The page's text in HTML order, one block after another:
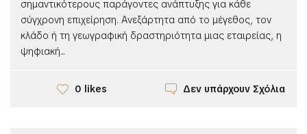
σημαντικότερους παράγοντες ανάπτυξης για κάθε
σύγχρονη επιχείρηση. Ανεξάρτητα από το μέγεθος, τον
κλάδο ή τη γεωγραφική δραστηριότητα μιας εταιρείας, η
ψηφιακή...
0 likes Δεν υπάρχουν Σχόλια